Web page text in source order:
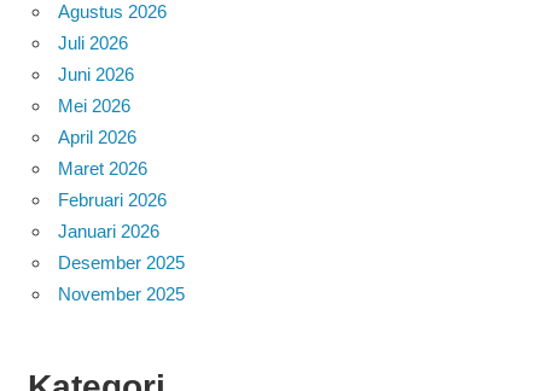
Agustus 2026
Juli 2026
Juni 2026
Mei 2026
April 2026
Maret 2026
Februari 2026
Januari 2026
Desember 2025
November 2025